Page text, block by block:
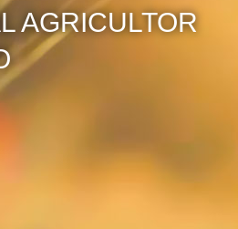
AGRICULTOR